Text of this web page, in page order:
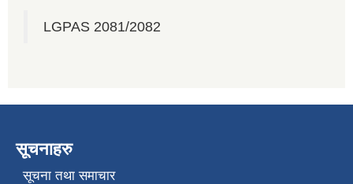
LGPAS 2081/2082
सूचनाहरु
सूचना तथा समाचार